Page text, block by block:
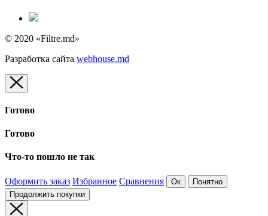
© 2020 «Filtre.md»
Разработка сайта webhouse.md
Готово
Готово
Что-то пошло не так
Оформить заказ Избранное Сравнения Ок
Понятно
Продолжить покупки